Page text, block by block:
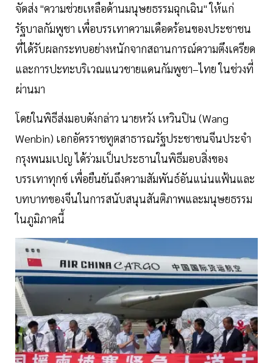
จัดส่ง "ความช่วยเหลือด้านมนุษยธรรมฉุกเฉิน" ให้แก่
รัฐบาลกัมพูชา เพื่อบรรเทาความเดือดร้อนของประชาชน
ที่ได้รับผลกระทบอย่างหนักจากสถานการณ์ความตึงเครียด
และการปะทะบริเวณแนวชายแดนกัมพูชา–ไทย ในช่วงที่
ผ่านมา
โดยในพิธีส่งมอบดังกล่าว นายหวัง เหวินปิน (Wang
Wenbin) เอกอัครราชทูตสาธารณรัฐประชาชนจีนประจำ
กรุงพนมเปญ ได้ร่วมเป็นประธานในพิธีมอบสิ่งของ
บรรเทาทุกข์ เพื่อยืนยันถึงความสัมพันธ์อันแน่นแฟ้นและ
บทบาทของจีนในการสนับสนุนสันติภาพและมนุษยธรรม
ในภูมิภาคนี้